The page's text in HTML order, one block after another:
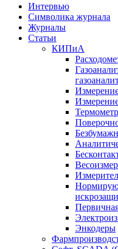
Интервью
Символика журнала
Журналы
Статьи
КИПиА
Энкодеры